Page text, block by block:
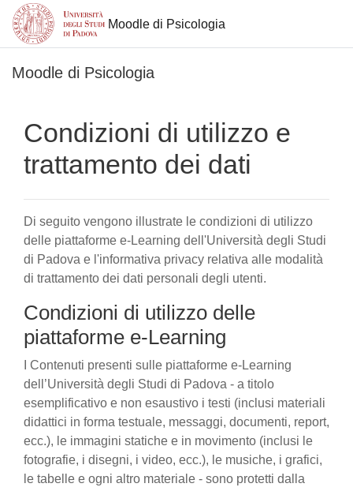
Moodle di Psicologia
Moodle di Psicologia
Condizioni di utilizzo e
trattamento dei dati
Di seguito vengono illustrate le condizioni di utilizzo
delle piattaforme e-Learning dell'Università degli Studi
di Padova e l'informativa privacy relativa alle modalità
di trattamento dei dati personali degli utenti.
Condizioni di utilizzo delle
piattaforme e-Learning
I Contenuti presenti sulle piattaforme e-Learning
dell’Università degli Studi di Padova - a titolo
esemplificativo e non esaustivo i testi (inclusi materiali
didattici in forma testuale, messaggi, documenti, report,
ecc.), le immagini statiche e in movimento (inclusi le
fotografie, i disegni, i video, ecc.), le musiche, i grafici,
le tabelle e ogni altro materiale - sono protetti dalla